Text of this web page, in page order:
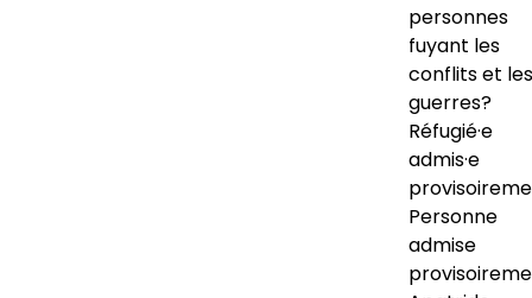
personnes
fuyant les
conflits et les
guerres?
Réfugié·e
admis·e
Personne
admise